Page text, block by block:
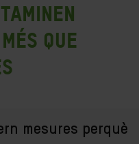
que
mesures perquè